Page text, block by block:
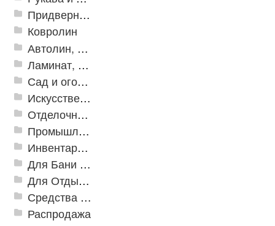
Придверные решетки
Ковролин
Автолин, Транслин, Линолеум
Ламинат, Кварцвиниловая плитка SPC
Сад и огород
Искусственная трава
Отделочные профили
Промышленный текстиль
Инвентарь для клининга
Для Бани и Сауны
Для Отдыха и Пикника
Средства от насекомых и садовых вредителей
Распродажа